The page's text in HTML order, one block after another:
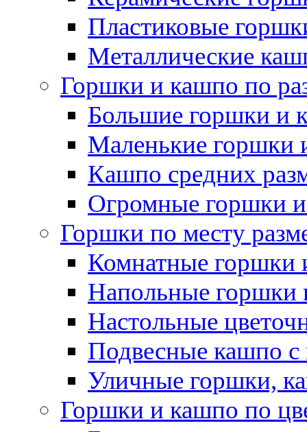
Пластиковые
Металлические
Горшки и кашпо по
Большие горшки и
Маленькие горшки
Кашпо средних
Огромные горшки
Горшки по месту
Комнатные горшки
Напольные горшки
Настольные
Подвесные кашпо с
Уличные горшки,
Горшки и кашпо по